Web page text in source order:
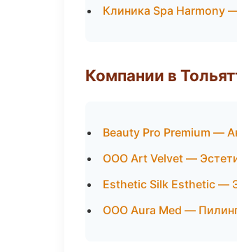
Клиника Spa Harmony
Компании в
Beauty Pro Premium —
ООО Art Velvet —
Esthetic Silk Esthetic —
ООО Aura Med —